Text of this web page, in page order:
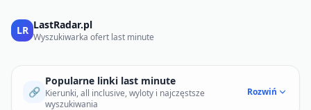
LR LastRadar.pl
Wyszukiwarka ofert last minute
🔗
Popularne linki last minute
Kierunki, all inclusive, wyloty i najczęstsze
wyszukiwania
Rozwiń